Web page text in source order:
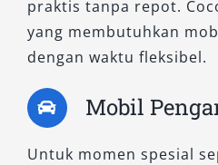
antar jemput Bandara
maupun kebutuhan
Dirancang untuk
membutuhkan ground
praktis tanpa repot.
yang membutuhkan
dengan waktu fleksibel.
Mobil
Untuk momen spesial